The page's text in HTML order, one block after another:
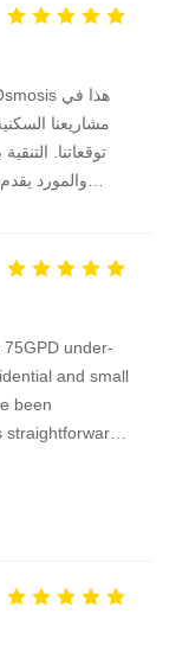
مشاريعنا
توقعاتنا.
والمورد
75GPD under-
and small
been
the water
been
is great to
packaging is
couldn’t be
the service.